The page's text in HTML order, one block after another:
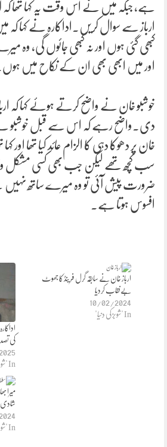
ہے، جبکہ میں نے اس وقت یہ کہا
ارباز سے سوال کریں۔اداکارہ نے کہا کہ
کبھی گئی ہوں اور نہ کبھی جائوں گی،
اور میں ابھی بھی ان کے نکاح میں ہوں۔
خوشبو خان نے واضح کرتے ہوئے کہا کہ
دی۔واضح رہے کہ اس سے قبل خوشبو نے
خان پر دھوکا دہی کا الزام عائد کیا تھا اور
سب کچھ تھے لیکن جب بھی کسی مشکل
ضرورت پیش آئی تو وہ میرے ساتھ
افسوس ہوتا ہے۔
کی
In "شوبز کی دنیا"
ارباز خان نے سابقہ گرل فرینڈ کا جھوٹ
بےنقاب کردیا
10/02/2024
In "شوبز کی دنیا"
میرا
شادی
In "شوبز کی دنیا"